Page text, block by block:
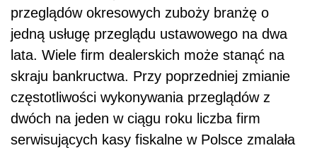
przeglądów okresowych zuboży branżę o
jedną usługę przeglądu ustawowego na dwa
lata. Wiele firm dealerskich może stanąć na
skraju bankructwa. Przy poprzedniej zmianie
częstotliwości wykonywania przeglądów z
dwóch na jeden w ciągu roku liczba firm
serwisujących kasy fiskalne w Polsce zmalała